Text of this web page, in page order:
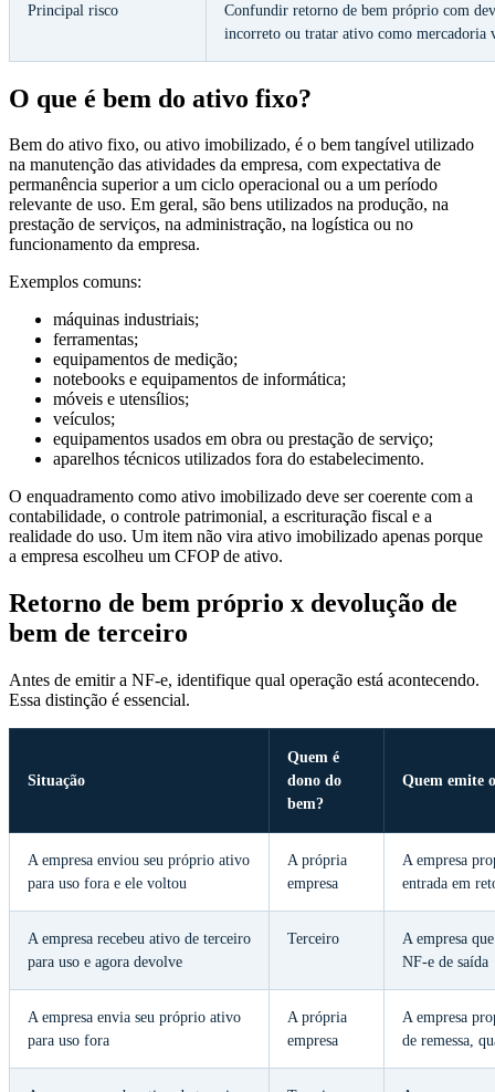
Principal risco
Confundir retorno de bem próprio com
incorreto ou tratar ativo como mercadoria
O que é bem do ativo fixo?
Bem do ativo fixo, ou ativo imobilizado, é o bem tangível utilizado
na manutenção das atividades da empresa, com expectativa de
permanência superior a um ciclo operacional ou a um período
relevante de uso. Em geral, são bens utilizados na produção, na
prestação de serviços, na administração, na logística ou no
funcionamento da empresa.
Exemplos comuns:
máquinas industriais;
ferramentas;
equipamentos de medição;
notebooks e equipamentos de informática;
móveis e utensílios;
veículos;
equipamentos usados em obra ou prestação de serviço;
aparelhos técnicos utilizados fora do estabelecimento.
O enquadramento como ativo imobilizado deve ser coerente com a
contabilidade, o controle patrimonial, a escrituração fiscal e a
realidade do uso. Um item não vira ativo imobilizado apenas porque
a empresa escolheu um CFOP de ativo.
Retorno de bem próprio x devolução de
bem de terceiro
Antes de emitir a NF-e, identifique qual operação está acontecendo.
Essa distinção é essencial.
Situação
Quem é
dono do
bem?
Quem emite
A empresa enviou seu próprio ativo
para uso fora e ele voltou
A própria
empresa
A empresa
entrada em
A empresa recebeu ativo de terceiro
para uso e agora devolve
Terceiro
A empresa
NF-e de saída
A empresa envia seu próprio ativo
para uso fora
A própria
empresa
A empresa
de remessa,